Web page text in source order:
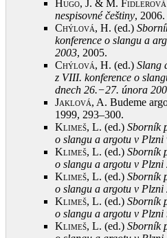
Hugo, J. & M.
nespisovné češtiny, 2006.
Chýlová, H. (ed.)
konference o slangu a
2003, 2005.
Chýlová, H. (ed.) Slang
z VIII. konference o
dnech 26.−27. února
Jaklová, A. Budeme
1999, 293–300.
Klimeš, L. (ed.) Sborník
o slangu a argotu v Plzni
Klimeš, L. (ed.) Sborník
o slangu a argotu v
Klimeš, L. (ed.) Sborník
o slangu a argotu v
Klimeš, L. (ed.) Sborník
o slangu a argotu v
Klimeš, L. (ed.) Sborník